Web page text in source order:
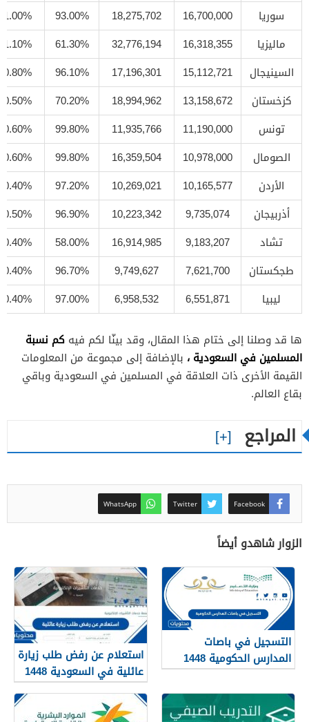
سوريا
16,700,000
18,275,702
93.00%
1.00%
ماليزيا
16,318,355
32,776,194
61.30%
1.10%
السينيجال
15,112,721
17,196,301
96.10%
0.80%
كزخستان
13,158,672
18,994,962
70.20%
0.50%
تونس
11,190,000
11,935,766
99.80%
0.60%
الصومال
10,978,000
16,359,504
99.80%
0.60%
الأردن
10,165,577
10,269,021
97.20%
0.40%
أذربيجان
9,735,074
10,223,342
96.90%
0.50%
تشاد
9,183,207
16,914,985
58.00%
0.40%
طجكستان
7,621,700
9,749,627
96.70%
0.40%
ليبيا
6,551,871
6,958,532
97.00%
0.40%
ها قد وصلنا إلى ختام هذا المقال، وقد بينّا لكم فيه كم نسبة
المسلمين في السعودية ، بالإضافة إلى مجموعة من المعلومات
القيمة الأخرى ذات العلاقة في المسلمين في السعودية وباقي
بقاع العالم.
المراجع
Facebook
Twitter
WhatsApp
الزوار شاهدو أيضاً
التسجيل في باصات
المدارس الحكومية 1448
استعلام عن رفض طلب زيارة
عائلية في السعودية 1448
الرابط والطريقة